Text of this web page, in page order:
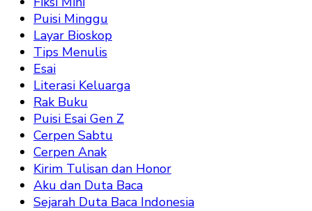
Puisi Minggu
Layar Bioskop
Tips Menulis
Esai
Literasi Keluarga
Rak Buku
Puisi Esai Gen Z
Cerpen Sabtu
Cerpen Anak
Kirim Tulisan dan Honor
Aku dan Duta Baca
Sejarah Duta Baca Indonesia